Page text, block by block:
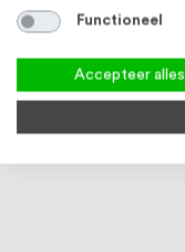
Functioneel
Accepteer alles